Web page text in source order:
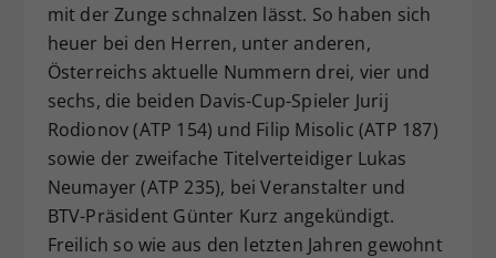
mit der Zunge schnalzen lässt. So haben sich
heuer bei den Herren, unter anderen,
Österreichs aktuelle Nummern drei, vier und
sechs, die beiden Davis-Cup-Spieler Jurij
Rodionov (ATP 154) und Filip Misolic (ATP 187)
sowie der zweifache Titelverteidiger Lukas
Neumayer (ATP 235), bei Veranstalter und
BTV-Präsident Günter Kurz angekündigt.
Freilich so wie aus den letzten Jahren gewohnt